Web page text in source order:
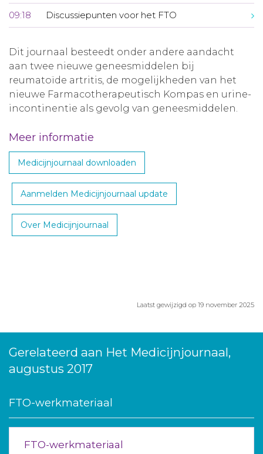
09:18 Discussiepunten voor het FTO
Dit journaal besteedt onder andere aandacht
aan twee nieuwe geneesmiddelen bij
reumatoïde artritis, de mogelijkheden van het
nieuwe Farmacotherapeutisch Kompas en urine-
incontinentie als gevolg van geneesmiddelen.
Meer informatie
Medicijnjournaal downloaden
Aanmelden Medicijnjournaal update
Over Medicijnjournaal
Laatst gewijzigd op 19 november 2025
Gerelateerd aan Het Medicijnjournaal,
augustus 2017
FTO-werkmateriaal
FTO-werkmateriaal